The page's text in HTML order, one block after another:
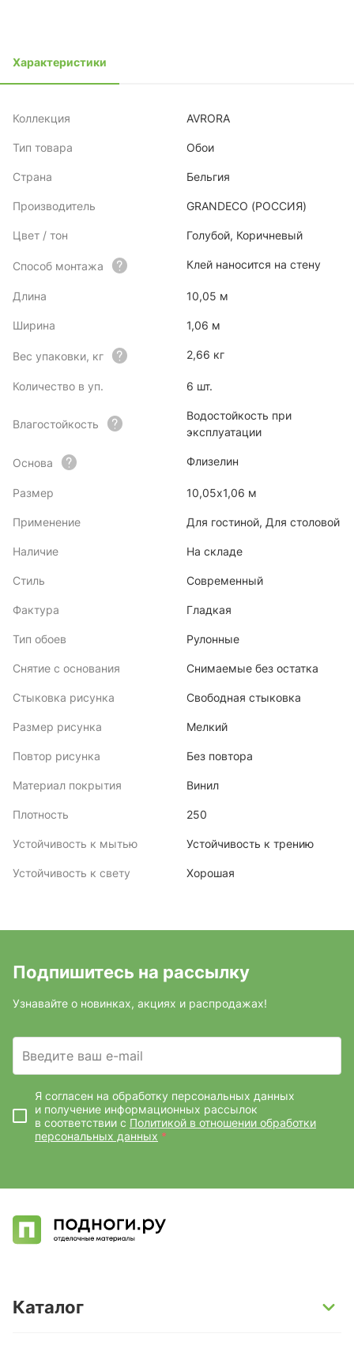
Характеристики
Коллекция AVRORA
Тип товара Обои
Страна Бельгия
Производитель GRANDECO (РОССИЯ)
Цвет / тон Голубой, Коричневый
Способ монтажа Клей наносится на стену
Длина 10,05 м
Ширина 1,06 м
Вес упаковки, кг 2,66 кг
Количество в уп. 6 шт.
Влагостойкость
Водостойкость при
эксплуатации
Основа Флизелин
Размер 10,05х1,06 м
Применение Для гостиной, Для столовой
Наличие На складе
Стиль Современный
Фактура Гладкая
Тип обоев Рулонные
Снятие с основания Снимаемые без остатка
Стыковка рисунка Свободная стыковка
Размер рисунка Мелкий
Повтор рисунка Без повтора
Материал покрытия Винил
Плотность 250
Устойчивость к мытью Устойчивость к трению
Устойчивость к свету Хорошая
Подпишитесь на рассылку
Узнавайте о новинках, акциях и распродажах!
Введите ваш e-mail
Я согласен на обработку персональных данных
и получение информационных рассылок
в соответствии с Политикой в отношении обработки
персональных данных *
Каталог